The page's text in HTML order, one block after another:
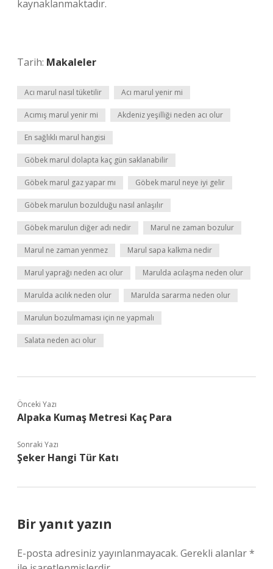
kaynaklanmaktadır.
Tarih: Makaleler
Acı marul nasıl tüketilir Acı marul yenir mi
Acımış marul yenir mi Akdeniz yeşilliği neden acı olur
En sağlıklı marul hangisi
Göbek marul dolapta kaç gün saklanabilir
Göbek marul gaz yapar mı Göbek marul neye iyi gelir
Göbek marulun bozulduğu nasıl anlaşılır
Göbek marulun diğer adı nedir Marul ne zaman bozulur
Marul ne zaman yenmez Marul sapa kalkma nedir
Marul yaprağı neden acı olur Marulda acılaşma neden olur
Marulda acılık neden olur Marulda sararma neden olur
Marulun bozulmaması için ne yapmalı
Salata neden acı olur
Önceki Yazı
Alpaka Kumaş Metresi Kaç Para
Sonraki Yazı
Şeker Hangi Tür Katı
Bir yanıt yazın
E-posta adresiniz yayınlanmayacak. Gerekli alanlar*